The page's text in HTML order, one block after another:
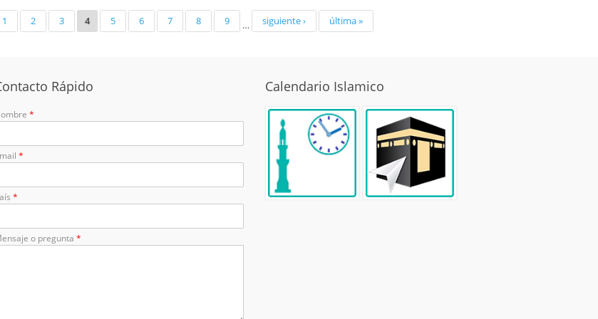
(exégesis)y leyes
Corán
1 2 3 4 5 6 7 8 9 … siguiente › última »
Rápido
*
*
*
o pregunta *
Calendario Islamico